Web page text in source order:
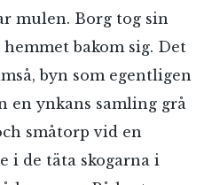
mulen. Borg tog sin
bakom sig. Det
byn som egentligen
en ynkans samling grå
småtorp vid en
i de täta skogarna i